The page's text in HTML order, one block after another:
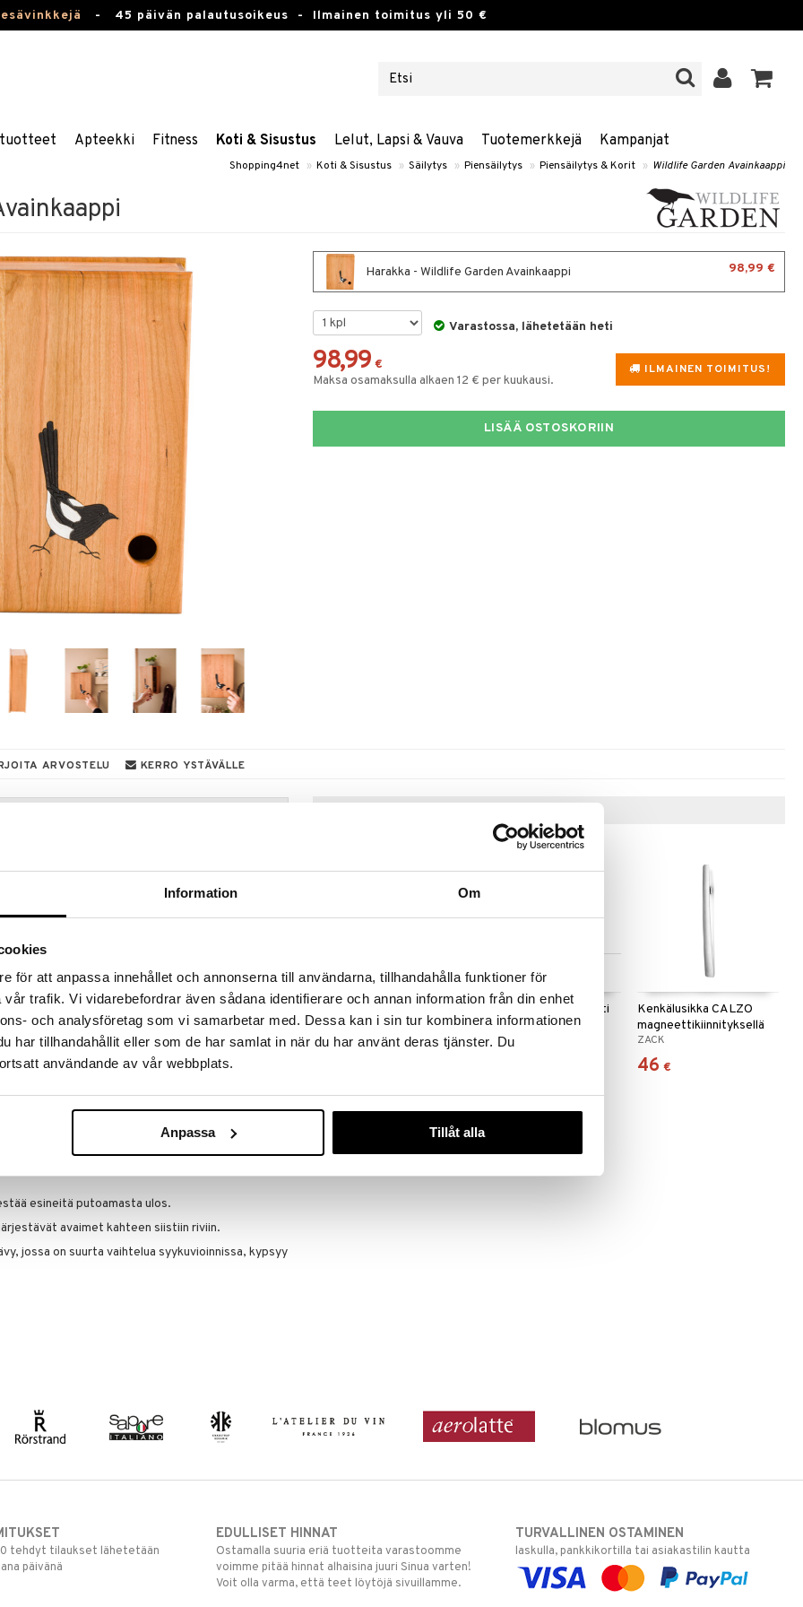
Information Om
för att anpassa innehållet och annonserna till användarna, tillhandahålla funktioner för
trafik. Vi vidarebefordrar även sådana identifierare och annan information från din enhet
och analysföretag som vi samarbetar med. Dessa kan i sin tur kombinera informationen
har tillhandahållit eller som de har samlat in när du har använt deras tjänster. Du
användande av vår webbplats.
Anpassa Tillåt alla
- 45 päivän palautusoikeus - Ilmainen toimitus yli 50 €
Apteekki Fitness Koti & Sisustus Lelut, Lapsi & Vauva Tuotemerkkejä Kampanjat
Shopping4net » Koti & Sisustus » Säilytys » Piensäilytys » Piensäilytys & Korit » Wildlife Garden Avainkaappi
Harakka - Wildlife Garden Avainkaappi 98,99 €
Varastossa, lähetetään heti
ILMAINEN TOIMITUS!
98,99 €
Maksa osamaksulla alkaen 12 € per kuukausi.
LISÄÄ OSTOSKORIIN
ARVOSTELU KERRO YSTÄVÄLLE
hinnoilla!
31.8.2026 asti mutta ole nopea -
voivat päästä loppumaan!
varustettu puinen avainkaappi sisältää
ja pienen aukon kaapin avaamista
kirsikkapuusta ja pintakäsitelty perinteisellä
messingin kanssa. Puun sävy kypsyy ajan myötä
jotka syntyvät pihkataskuista. Koristeleikkaus
esineitä putoamasta ulos.
avaimet kahteen siistiin riviin.
jossa on suurta vaihtelua syykuvioinnissa, kypsyy
Vinkkejä sinulle
ALESSI
vaihtoehtona
Iris Hantverk Harjasetti
IRIS HANTVERK
Kenkälusikka CALZO
magneettikiinnityksellä
ZACK
46 €
tehdyt tilaukset lähetetään
päivänä
EDULLISET HINNAT
Ostamalla suuria eriä tuotteita varastoomme
voimme pitää hinnat alhaisina juuri Sinua varten!
Voit olla varma, että teet löytöjä sivuillamme.
TURVALLINEN OSTAMINEN
laskulla, pankkikortilla tai asiakastilin kautta